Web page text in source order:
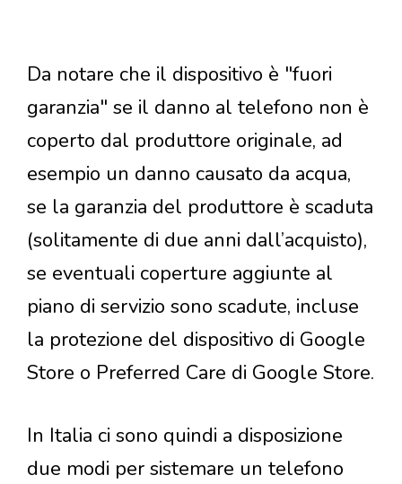
Da notare che il dispositivo è "fuori
garanzia" se il danno al telefono non è
coperto dal produttore originale, ad
esempio un danno causato da acqua,
se la garanzia del produttore è scaduta
(solitamente di due anni dall’acquisto),
se eventuali coperture aggiunte al
piano di servizio sono scadute, incluse
la protezione del dispositivo di Google
Store o Preferred Care di Google Store.
In Italia ci sono quindi a disposizione
due modi per sistemare un telefono